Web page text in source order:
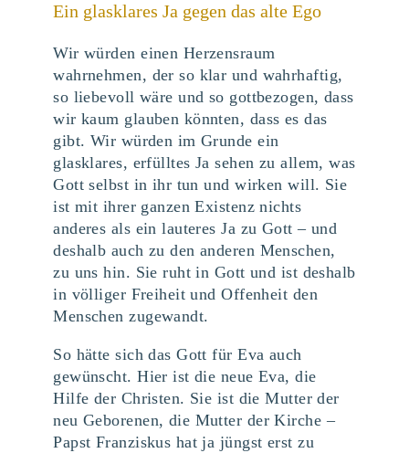
Ein glasklares Ja gegen das alte Ego
Wir würden einen Herzensraum
wahrnehmen, der so klar und wahrhaftig,
so liebevoll wäre und so gottbezogen, dass
wir kaum glauben könnten, dass es das
gibt. Wir würden im Grunde ein
glasklares, erfülltes Ja sehen zu allem, was
Gott selbst in ihr tun und wirken will. Sie
ist mit ihrer ganzen Existenz nichts
anderes als ein lauteres Ja zu Gott – und
deshalb auch zu den anderen Menschen,
zu uns hin. Sie ruht in Gott und ist deshalb
in völliger Freiheit und Offenheit den
Menschen zugewandt.
So hätte sich das Gott für Eva auch
gewünscht. Hier ist die neue Eva, die
Hilfe der Christen. Sie ist die Mutter der
neu Geborenen, die Mutter der Kirche –
Papst Franziskus hat ja jüngst erst zu